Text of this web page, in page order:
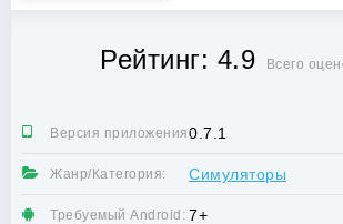
Рейтинг: 4.9 Всего
Версия приложения:0.7.1
Жанр/Категория: Симуляторы
Требуемый Android: 7+